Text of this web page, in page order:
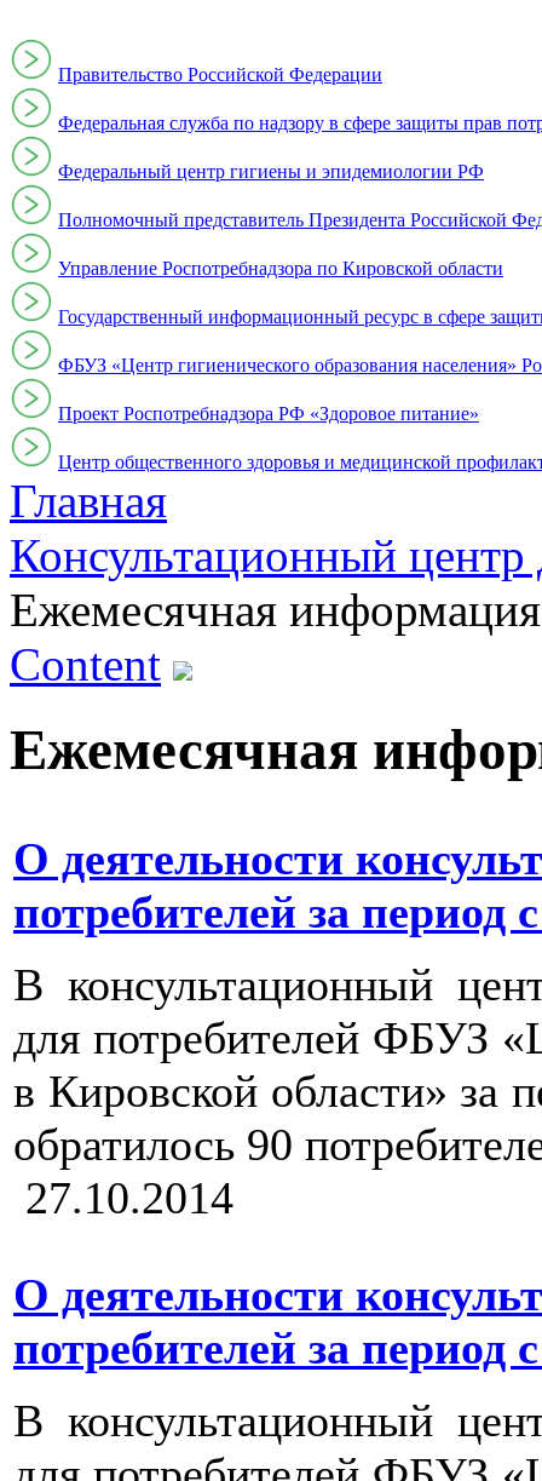
Правительство Российской Федерации
Федеральная служба по надзору в сфере защиты прав
Федеральный центр гигиены и эпидемиологии РФ
Полномочный представитель Президента Российской
Управление Роспотребнадзора по Кировской области
Государственный информационный ресурс в сфере
ФБУЗ «Центр гигиенического образования населения»
Проект Роспотребнадзора РФ «Здоровое питание»
Центр общественного здоровья и медицинской
Главная
Консультационный центр
Ежемесячная информация
Content
Ежемесячная
О деятельности
потребителей за период
В консультационный
для потребителей ФБУЗ
в Кировской области» за
обратилось 90
27.10.2014
О деятельности
потребителей за период
В консультационный